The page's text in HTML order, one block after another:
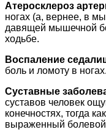
Атеросклероз
ногах (а, вернее, в
давящей мышечной
ходьбе.
Воспаление
боль и ломоту в ногах.
Суставные
суставов человек
конечностях, тогда
выраженный